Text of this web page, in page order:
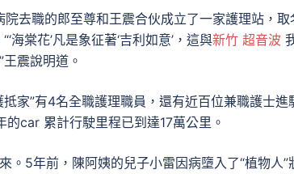
去職的郎至尊和王震合伙成立了一家護理站，取
海棠花’凡是象征著‘吉利如意’，這與新竹 超音波
震說明道。
家”有4名全職護理職員，還有近百位兼職護士進
car 累計行駛里程已到達17萬公里。
。5年前，陳阿姨的兒子小雷因病墮入了“植物人